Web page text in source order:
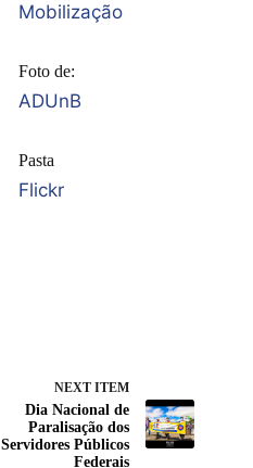
Mobilização
Foto de:
ADUnB
Pasta
Flickr
NEXT ITEM
Dia Nacional de
Paralisação dos
Servidores Públicos
Federais